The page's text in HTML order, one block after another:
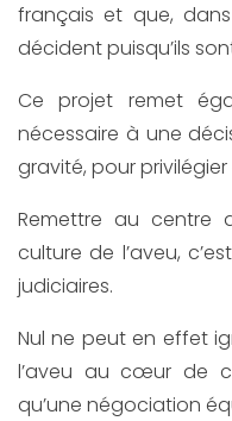
français et que, dans
décident puisqu’ils
Ce projet remet
nécessaire à une
gravité, pour
Remettre au centre
culture de l’aveu,
judiciaires.
Nul ne peut en effet
l’aveu au cœur de
qu’une négociation